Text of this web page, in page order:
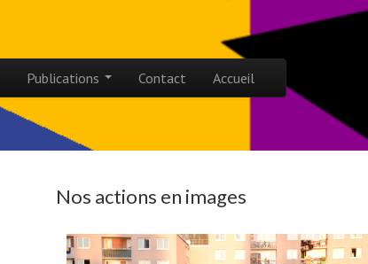
Publications Contact Accueil
Nos actions en images